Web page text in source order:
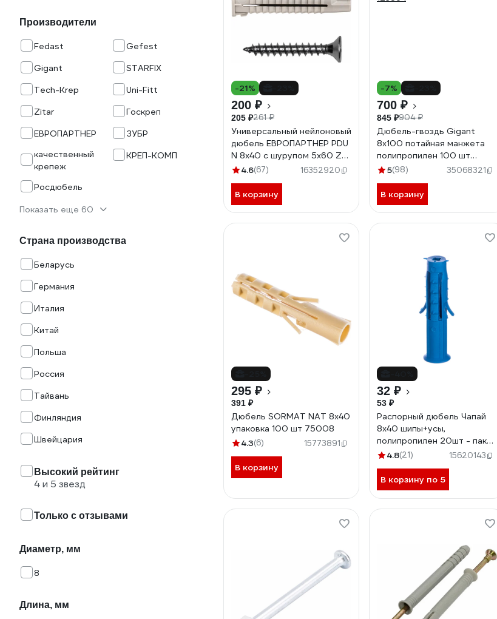
Производители
Fedast
Gefest
Gigant
STARFIX
Tech-Krep
Uni-Fitt
Zitar
Госкреп
ЕВРОПАРТНЕР
ЗУБР
качественный
крепеж
КРЕП-КОМП
Росдюбель
Показать еще 60
Страна производства
Беларусь
Германия
Италия
Китай
Польша
Россия
Тайвань
Финляндия
Швейцария
Высокий рейтинг
4 и 5 звезд
Только с отзывами
Диаметр, мм
8
Длина, мм
-21%
200 ₽
205 ₽261 ₽
Универсальный нейлоновый
дюбель ЕВРОПАРТНЕР PDU
N 8х40 с шурупом 5х60 Zn
20 шт. 1 0078 2
4.6(67) 16352920
В корзину
-7%
700 ₽
845 ₽904 ₽
Дюбель-гвоздь Gigant
8x100 потайная манжета
полипропилен 100 шт
123864
5(98) 35068321
В корзину
295 ₽
391 ₽
Дюбель SORMAT NAT 8x40
упаковка 100 шт 75008
4.3(6) 15773891
В корзину
32 ₽
53 ₽
Распорный дюбель Чапай
8х40 шипы+усы,
полипропилен 20шт - пакет
Tech-Krep 111130
4.8(21) 15620143
В корзину по 5